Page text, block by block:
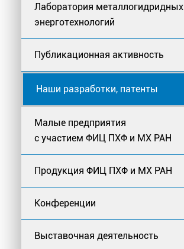
Лаборатория металлогидридных
энерготехнологий
Публикационная активность
Наши разработки, патенты
Малые предприятия
с участием ФИЦ ПХФ и МХ РАН
Продукция ФИЦ ПХФ и МХ РАН
Конференции
Выставочная деятельность